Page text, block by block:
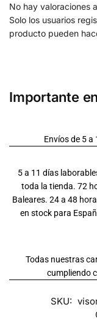
No hay valoraciones
Solo los usuarios
producto pueden
Importante
Envíos de 5
5 a 11 días
toda la tienda. 72
Baleares. 24 a 48
en stock para
Todas nuestras
cumpliendo
SKU: